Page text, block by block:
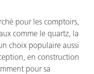
pour les comptoirs,
comme le quartz, la
choix populaire aussi
en construction
pour sa